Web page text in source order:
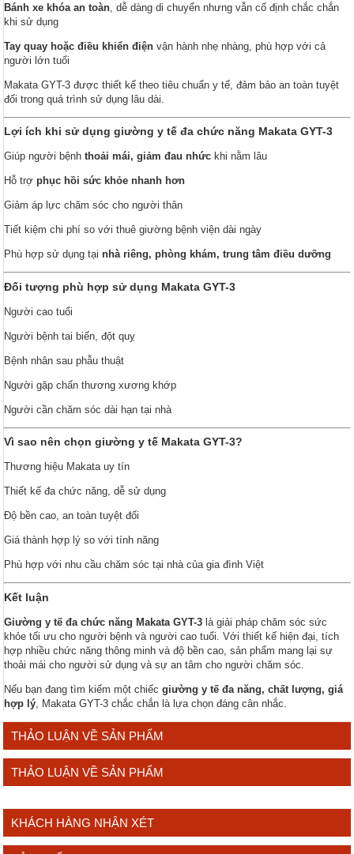
Bánh xe khóa an toàn , dễ dàng di chuyển nhưng vẫn cố định chắc chắn
khi sử dụng
Tay quay hoặc điều khiển điện vận hành nhẹ nhàng, phù hợp với cả
người lớn tuổi
Makata GYT-3 được thiết kế theo tiêu chuẩn y tế, đảm bảo an toàn tuyệt
đối trong quá trình sử dụng lâu dài.
Lợi ích khi sử dụng giường y tế đa chức năng Makata GYT-3
Giúp người bệnhthoải mái, giảm đau nhức khi nằm lâu
Hỗ trợphục hồi sức khỏe nhanh hơn
Giảm áp lực chăm sóc cho người thân
Tiết kiệm chi phí so với thuê giường bệnh viện dài ngày
Phù hợp sử dụng tạinhà riêng, phòng khám, trung tâm điều dưỡng
Đối tượng phù hợp sử dụng Makata GYT-3
Người cao tuổi
Người bệnh tai biến, đột quỵ
Bệnh nhân sau phẫu thuật
Người gặp chấn thương xương khớp
Người cần chăm sóc dài hạn tại nhà
Vì sao nên chọn giường y tế Makata GYT-3?
Thương hiệu Makata uy tín
Thiết kế đa chức năng, dễ sử dụng
Độ bền cao, an toàn tuyệt đối
Giá thành hợp lý so với tính năng
Phù hợp với nhu cầu chăm sóc tại nhà của gia đình Việt
Kết luận
Giường y tế đa chức năng Makata GYT-3 là giải pháp chăm sóc sức
khỏe tối ưu cho người bệnh và người cao tuổi. Với thiết kế hiện đại, tích
hợp nhiều chức năng thông minh và độ bền cao, sản phẩm mang lại sự
thoải mái cho người sử dụng và sự an tâm cho người chăm sóc.
Nếu bạn đang tìm kiếm một chiếcgiường y tế đa năng, chất lượng, giá
hợp lý , Makata GYT-3 chắc chắn là lựa chọn đáng cân nhắc.
THẢO LUẬN VỀ SẢN PHẨM
THẢO LUẬN VỀ SẢN PHẨM
KHÁCH HÀNG NHẬN XÉT